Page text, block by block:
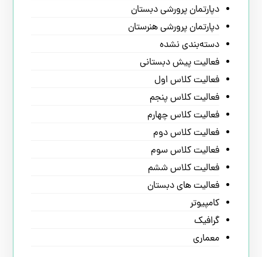
دپارتمان پرورشی دبستان
دپارتمان پرورشی هنرستان
دسته‌بندی نشده
فعالیت پیش دبستانی
فعالیت کلاس اول
فعالیت کلاس پنجم
فعالیت کلاس چهارم
فعالیت کلاس دوم
فعالیت کلاس سوم
فعالیت کلاس ششم
فعالیت های دبستان
کامپیوتر
گرافیک
معماری